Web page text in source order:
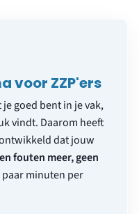
voor ZZP'ers
goed bent in je vak,
vindt. Daarom heeft
dat jouw
fouten meer, geen
paar minuten per